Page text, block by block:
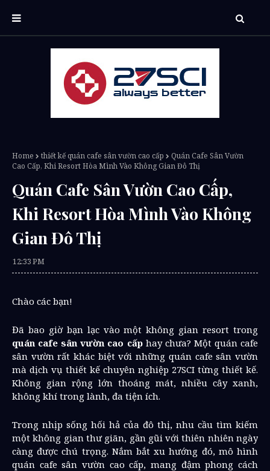
Home thiết kế quán cafe sân vườn cao cấp
Quán Cafe Sân Vườn
Cao Cấp, Khi Resort Hòa Mình Vào Không Gian Đô Thị
Quán Cafe Sân Vườn Cao Cấp,
Khi Resort Hòa Mình Vào Không
Gian Đô Thị
12:33 PM
Chào các bạn!
Đã bao giờ bạn lạc vào một không gian resort trong
quán cafe sân vườn cao cấphay chưa? Một quán cafe
sân vườn rất khác biệt với những quán cafe sân vườn
mà dịch vụ thiết kế chuyên nghiệp 27SCI từng thiết kế.
Không gian rộng lớn thoáng mát, nhiều cây xanh,
không khí trong lành, đa tiện ích.
Trong nhịp sống hối hả của đô thị, nhu cầu tìm kiếm
một không gian thư giãn, gần gũi với thiên nhiên ngày
càng được chú trọng. Nắm bắt xu hướng đó, mô hình
quán cafe sân vườn cao cấp, mang đậm phong cách